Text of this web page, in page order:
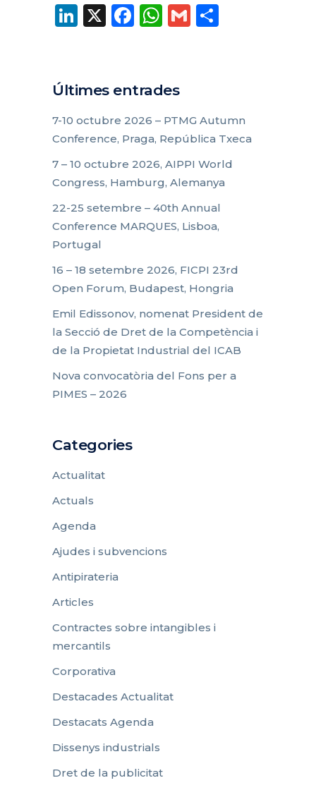
LinkedIn
X Facebook
WhatsApp
Gmail
Últimes entrades
7-10 octubre 2026 – PTMG Autumn
Conference, Praga, República Txeca
7 – 10 octubre 2026, AIPPI World
Congress, Hamburg, Alemanya
22-25 setembre – 40th Annual
Conference MARQUES, Lisboa,
Portugal
16 – 18 setembre 2026, FICPI 23rd
Open Forum, Budapest, Hongria
Emil Edissonov, nomenat President de
la Secció de Dret de la Competència i
de la Propietat Industrial del ICAB
Nova convocatòria del Fons per a
PIMES – 2026
Categories
Actualitat
Actuals
Agenda
Ajudes i subvencions
Antipirateria
Articles
Contractes sobre intangibles i
mercantils
Corporativa
Destacades Actualitat
Destacats Agenda
Dissenys industrials
Dret de la publicitat